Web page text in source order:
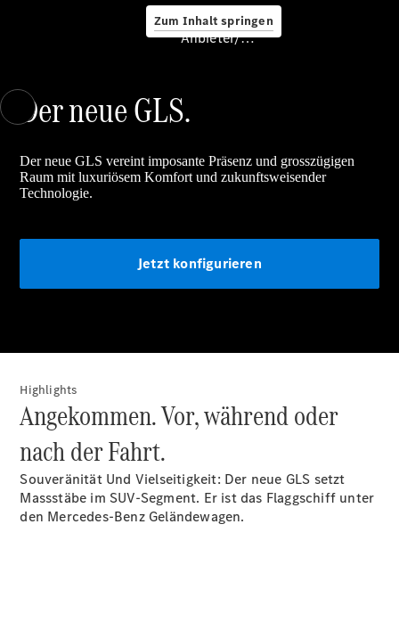
Zum Inhalt springen
Service &
Extras
Unterwegs
Reparatur
&
Garantie
Anbieter/Datenschutz
Der neue GLS.
Der neue GLS vereint imposante Präsenz und grosszügigen
Raum mit luxuriösem Komfort und zukunftsweisender
Technologie.
Jetzt konfigurieren
Highlights
Angekommen. Vor, während oder
nach der Fahrt.
Souveränität Und Vielseitigkeit: Der neue GLS setzt
Massstäbe im SUV-Segment. Er ist das Flaggschiff unter
den Mercedes-Benz Geländewagen.